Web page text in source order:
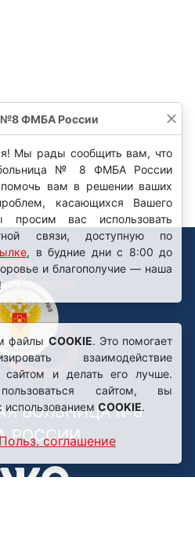
БОЛЬНИЦА №8
РОССИИ
файлы COOKIE. Это помогает
взаимодействие
сайтом и делать его лучше.
сайтом, вы
использованиемCOOKIE.
соглашение